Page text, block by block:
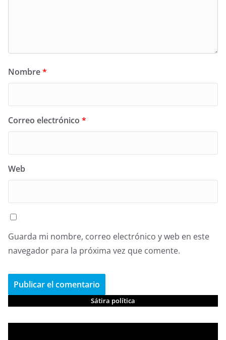
Nombre*
Correo electrónico *
Web
Guarda mi nombre, correo electrónico y web en este
navegador para la próxima vez que comente.
Sátira política